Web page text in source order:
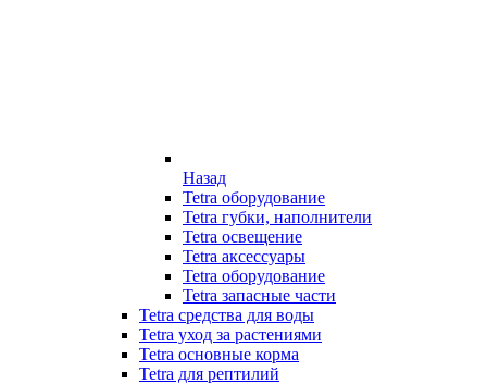
Назад
Tetra оборудование
Tetra губки, наполнители
Tetra освещение
Tetra аксессуары
Tetra оборудование
Tetra запасные части
Tetra средства для воды
Tetra уход за растениями
Tetra основные корма
Tetra для рептилий